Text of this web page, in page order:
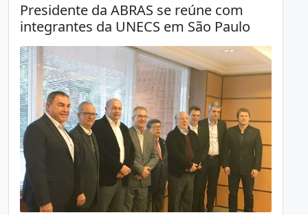
Presidente da ABRAS se reúne com
integrantes da UNECS em São Paulo